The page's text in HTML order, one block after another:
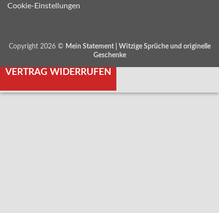
Cookie-Einstellungen
Copyright 2026 © Mein Statement | Witzige Sprüche und originelle
Geschenke
VERTRAG WIDERRUFEN